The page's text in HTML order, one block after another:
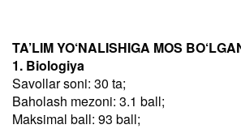
TA’LIM YO‘NALISHIGA MOS
1. Biologiya
Savollar soni: 30 ta;
Baholash mezoni: 3.1 ball;
Maksimal ball: 93 ball;